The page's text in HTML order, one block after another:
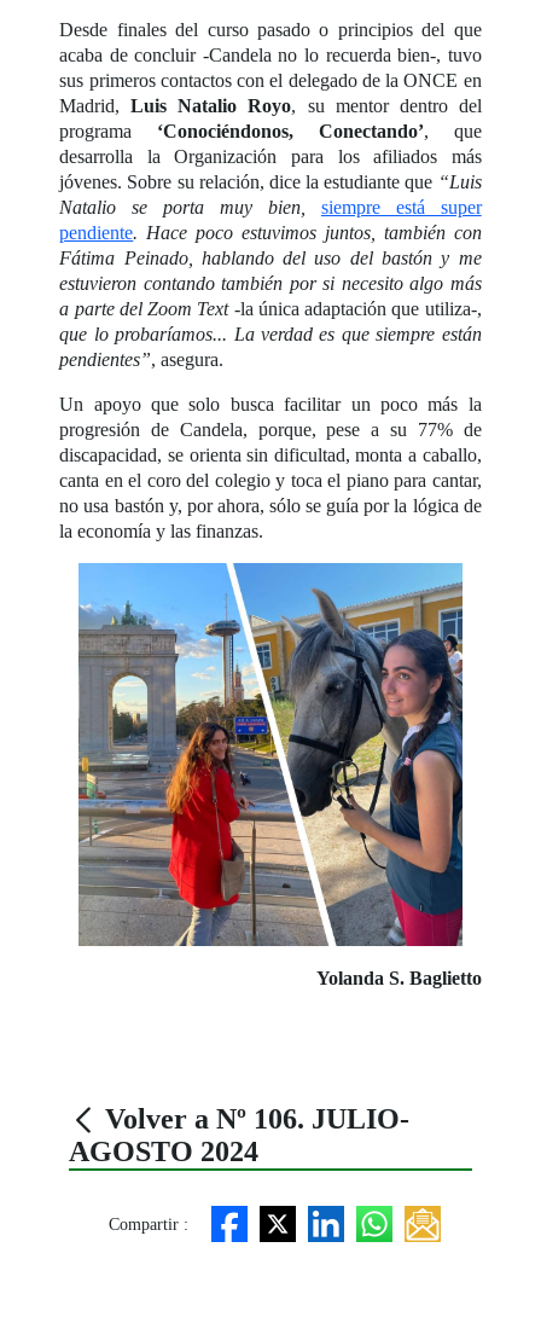
Desde finales del curso pasado o principios del que
acaba de concluir -Candela no lo recuerda bien-, tuvo
sus primeros contactos con el delegado de la ONCE en
Madrid,Luis Natalio Royo, su mentor dentro del
programa ‘Conociéndonos, Conectando’, que
desarrolla la Organización para los afiliados más
jóvenes. Sobre su relación, dice la estudiante que “Luis
Natalio se porta muy bien, siempre está super
pendiente. Hace poco estuvimos juntos, también con
Fátima Peinado, hablando del uso del bastón y me
estuvieron contando también por si necesito algo más
a parte del Zoom Text -la única adaptación que utiliza-,
que lo probaríamos... La verdad es que siempre están
pendientes”, asegura.
Un apoyo que solo busca facilitar un poco más la
progresión de Candela, porque, pese a su 77% de
discapacidad, se orienta sin dificultad, monta a caballo,
canta en el coro del colegio y toca el piano para cantar,
no usa bastón y, por ahora, sólo se guía por la lógica de
la economía y las finanzas.
Yolanda S. Baglietto
Volver a Nº 106. JULIO-
AGOSTO 2024
Compartir :